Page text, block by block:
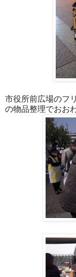
市役所前広場のフ
の物品整理でおお